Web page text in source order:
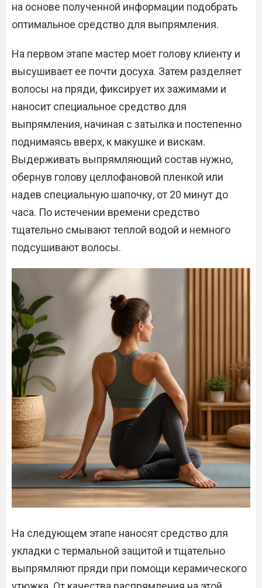
на основе полученной информации подобрать
оптимальное средство для выпрямления.
На первом этапе мастер моет голову клиенту и
высушивает ее почти досуха. Затем разделяет
волосы на пряди, фиксирует их зажимами и
наносит специальное средство для
выпрямления, начиная с затылка и постепенно
поднимаясь вверх, к макушке и вискам.
Выдерживать выпрямляющий состав нужно,
обернув голову целлофановой пленкой или
надев специальную шапочку, от 20 минут до
часа. По истечении времени средство
тщательно смывают теплой водой и немного
подсушивают волосы.
На следующем этапе наносят средство для
укладки с термальной защитой и тщательно
выпрямляют пряди при помощи керамического